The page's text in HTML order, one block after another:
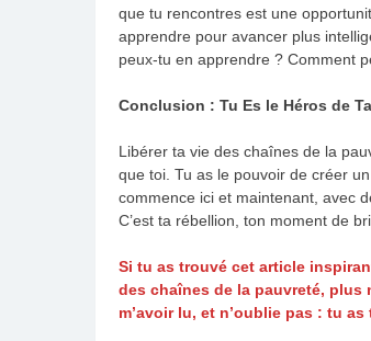
que tu rencontres est une
apprendre pour avancer plus
peux-tu en apprendre ? Comment
Conclusion : Tu Es le Héros de
Libérer ta vie des chaînes de la
que toi. Tu as le pouvoir de créer
commence ici et maintenant, avec
C’est ta rébellion, ton moment de
Si tu as trouvé cet article
des chaînes de la pauvreté, plus
m’avoir lu, et n’oublie pas : tu